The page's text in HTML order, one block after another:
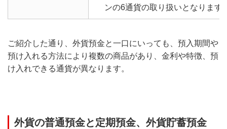
ンの6通貨の取り扱いとなります
ご紹介した通り、外貨預金と一口にいっても、預入期間や
預け入れる方法により複数の商品があり、金利や特徴、預
け入れできる通貨が異なります。
外貨の普通預金と定期預金、外貨貯蓄預金